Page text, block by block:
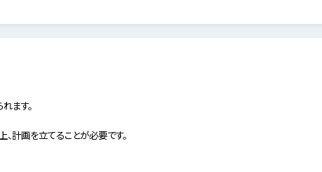
ます。
計画を立てることが必要です。